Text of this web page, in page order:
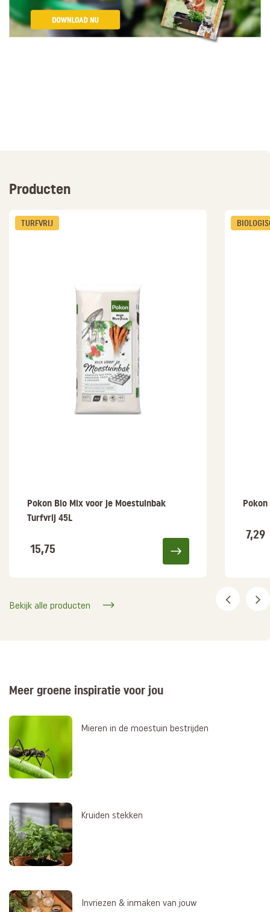
Producten
TURFVRIJ
Pokon Bio Mix voor je Moestuinbak
Turfvrij 45L
15,75
7,29
Bekijk alle producten
Meer groene inspiratie voor jou
Mieren in de moestuin bestrijden
Kruiden stekken
Invriezen & inmaken van jouw